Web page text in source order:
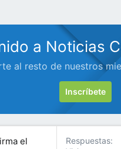
a Noticias
al resto de nuestros
Inscríbete
el
Respuestas